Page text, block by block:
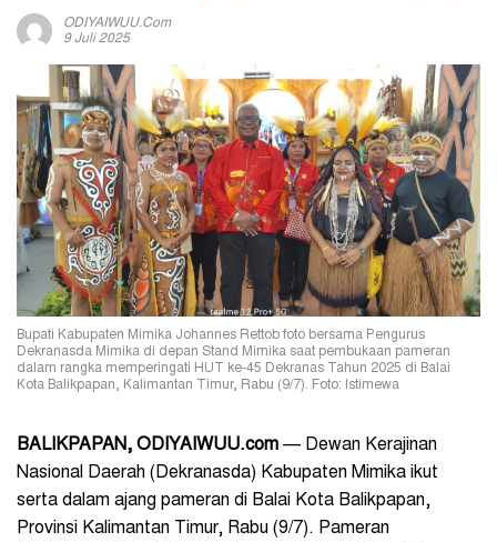
ODIYAIWUU.com
9 Juli 2025
Bupati Kabupaten Mimika Johannes Rettob foto bersama Pengurus
Dekranasda Mimika di depan Stand Mimika saat pembukaan pameran
dalam rangka memperingati HUT ke-45 Dekranas Tahun 2025 di Balai
Kota Balikpapan, Kalimantan Timur, Rabu (9/7). Foto: Istimewa
BALIKPAPAN, ODIYAIWUU.com — Dewan Kerajinan
Nasional Daerah (Dekranasda) Kabupaten Mimika ikut
serta dalam ajang pameran di Balai Kota Balikpapan,
Provinsi Kalimantan Timur, Rabu (9/7). Pameran